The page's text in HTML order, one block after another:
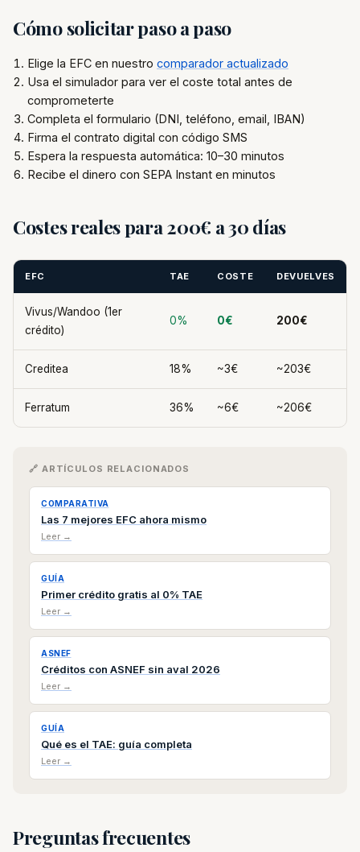
Cómo solicitar paso a paso
Elige la EFC en nuestro comparador actualizado
Usa el simulador para ver el coste total antes de
comprometerte
Completa el formulario (DNI, teléfono, email, IBAN)
Firma el contrato digital con código SMS
Espera la respuesta automática: 10–30 minutos
Recibe el dinero con SEPA Instant en minutos
Costes reales para 200€ a 30 días
EFC TAE COSTE DEVUELVES
Vivus/Wandoo (1er
crédito)
0% 0€ 200€
Creditea 18% ~3€ ~203€
Ferratum 36% ~6€ ~206€
🔗 ARTÍCULOS RELACIONADOS
COMPARATIVA
Las 7 mejores EFC ahora mismo
Leer →
GUÍA
Primer crédito gratis al 0% TAE
Leer →
ASNEF
Créditos con ASNEF sin aval 2026
Leer →
GUÍA
Qué es el TAE: guía completa
Leer →
Preguntas frecuentes